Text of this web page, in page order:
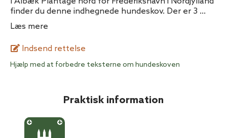
finder du denne indhegnede hundeskov. Der er 3 ...
Læs mere
Indsend rettelse
Hjælp med at forbedre teksterne om hundeskoven
Praktisk information